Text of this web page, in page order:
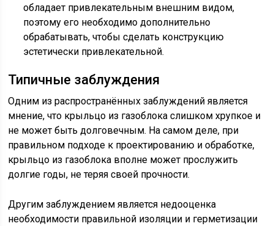
обладает привлекательным внешним видом,
поэтому его необходимо дополнительно
обрабатывать, чтобы сделать конструкцию
эстетически привлекательной.
Типичные заблуждения
Одним из распространённых заблуждений является
мнение, что крыльцо из газоблока слишком хрупкое и
не может быть долговечным. На самом деле, при
правильном подходе к проектированию и обработке,
крыльцо из газоблока вполне может прослужить
долгие годы, не теряя своей прочности.
Другим заблуждением является недооценка
необходимости правильной изоляции и герметизации